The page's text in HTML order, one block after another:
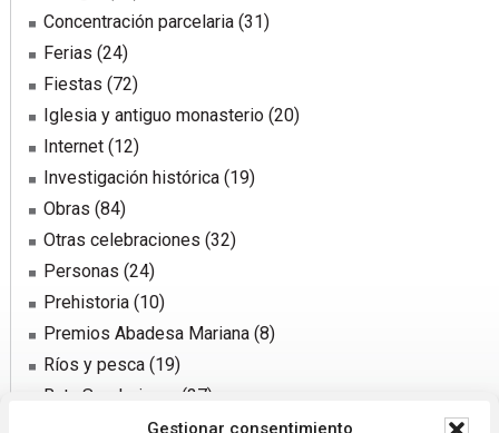
Gestionar consentimiento
Concentración parcelaria(31)
Ferias (24)
Fiestas (72)
Iglesia y antiguo monasterio(20)
Internet(12)
Investigación histórica(19)
Obras (84)
Otras celebraciones (32)
Personas (24)
Prehistoria(10)
Premios Abadesa Mariana(8)
Ríos y pesca(19)
Ruta Senderismo
(37)
Sector agrario(31)